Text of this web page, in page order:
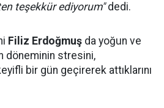
teşekkür ediyorum"dedi.
Filiz Erdoğmuş da yoğun ve
döneminin stresini,
bir gün geçirerek attıklarını